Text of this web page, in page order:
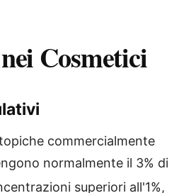
Cosmetici
commercialmente
normalmente il 3% di
superiori all'1%,